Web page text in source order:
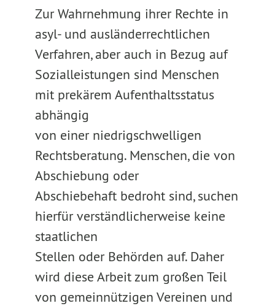
Zur Wahrnehmung ihrer Rechte in
asyl- und ausländerrechtlichen
Verfahren, aber auch in Bezug auf
Sozialleistungen sind Menschen
mit prekärem Aufenthaltsstatus
abhängig
von einer niedrigschwelligen
Rechtsberatung. Menschen, die von
Abschiebung oder
Abschiebehaft bedroht sind, suchen
hierfür verständlicherweise keine
staatlichen
Stellen oder Behörden auf. Daher
wird diese Arbeit zum großen Teil
von gemeinnützigen Vereinen und